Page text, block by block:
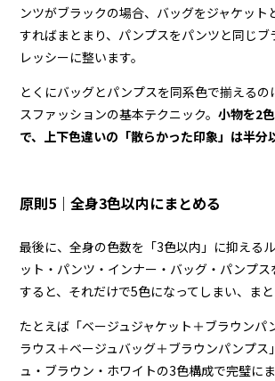
ンツがブラックの場合、バッグをジャケット
すればまとまり、パンプスをパンツと同じブ
レッシーに整います。
とくにバッグとパンプスを同系色で揃えるの
スファッションの基本テクニック。小物を2
で、上下色違いの「散らかった印象」は半分
原則5｜全身3色以内にまとめる
最後に、全身の色数を「3色以内」に抑える
ット・パンツ・インナー・バッグ・パンプス
すると、それだけで5色になってしまい、まと
たとえば「ベージュジャケット＋ブラウンパ
ラウス＋ベージュバッグ＋ブラウンパンプス
ュ・ブラウン・ホワイトの3色構成で完璧に